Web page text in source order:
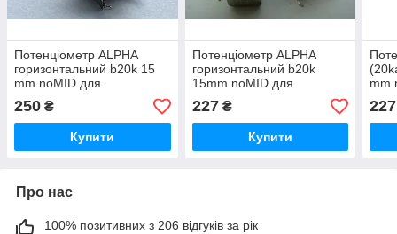
Потенціометр ALPHA
горизонтальний b20k 15
mm noMID для
контролерів, TILTA
Nucleus-M
250 ₴
Купити
Потенціометр ALPHA
горизонтальний b20k
15mm noMID для
контролерів, TILTA
Nucleus-M
227₴
Купити
mm
227
Про нас
100% позитивних з 206 відгуків за рік